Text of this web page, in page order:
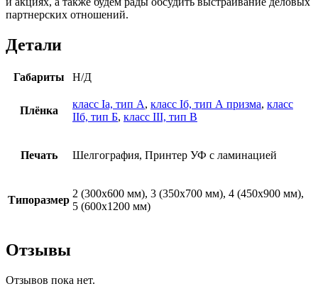
партнерских отношений.
Детали
Габариты Н/Д
Плёнка
класс Iа, тип А, класс Iб, тип А призма, класс
IIб, тип Б, класс III, тип В
Печать Шелгография, Принтер УФ с ламинацией
Типоразмер
2 (300х600 мм), 3 (350х700 мм), 4 (450х900 мм),
5 (600х1200 мм)
Отзывы
Отзывов пока нет.